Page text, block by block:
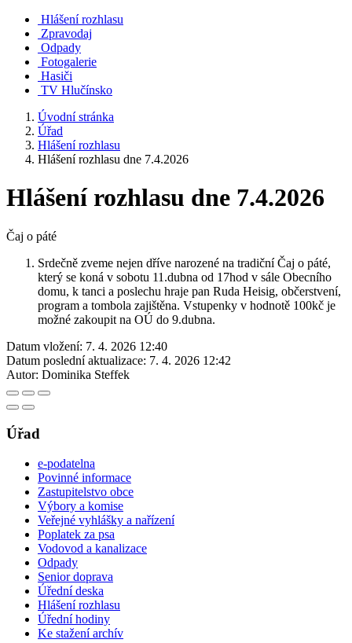
Hlášení rozhlasu
Zpravodaj
Odpady
Fotogalerie
Hasiči
TV Hlučínsko
Úvodní stránka
Úřad
Hlášení rozhlasu
Hlášení rozhlasu dne 7.4.2026
Hlášení rozhlasu dne 7.4.2026
Čaj o páté
Srdečně zveme nejen dříve narozené na tradiční Čaj o páté,
který se koná v sobotu 11.dubna od 17hod v sále Obecního
domu, k tanci a poslechu hraje pan Ruda Heisig, občerstvení,
program a tombola zajištěna. Vstupenky v hodnotě 100kč je
možné zakoupit na OÚ do 9.dubna.
Datum vložení: 7. 4. 2026 12:40
Datum poslední aktualizace: 7. 4. 2026 12:42
Autor: Dominika Steffek
Úřad
e-podatelna
Povinné informace
Zastupitelstvo obce
Výbory a komise
Veřejné vyhlášky a nařízení
Poplatek za psa
Vodovod a kanalizace
Odpady
Senior doprava
Úřední deska
Hlášení rozhlasu
Úřední hodiny
Ke stažení archív